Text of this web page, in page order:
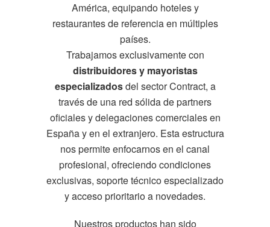
América, equipando hoteles y
restaurantes de referencia en múltiples
países.
Trabajamos exclusivamente con
distribuidores y mayoristas
especializadosdel sector Contract, a
través de una red sólida de partners
oficiales y delegaciones comerciales en
España y en el extranjero. Esta estructura
nos permite enfocarnos en el canal
profesional, ofreciendo condiciones
exclusivas, soporte técnico especializado
y acceso prioritario a novedades.
Nuestros productos han sido